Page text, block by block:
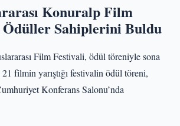
Konuralp Film
Sahiplerini Buldu
Film Festivali, ödül töreniyle sona
filmin yarıştığı festivalin ödül töreni,
Konferans Salonu’nda